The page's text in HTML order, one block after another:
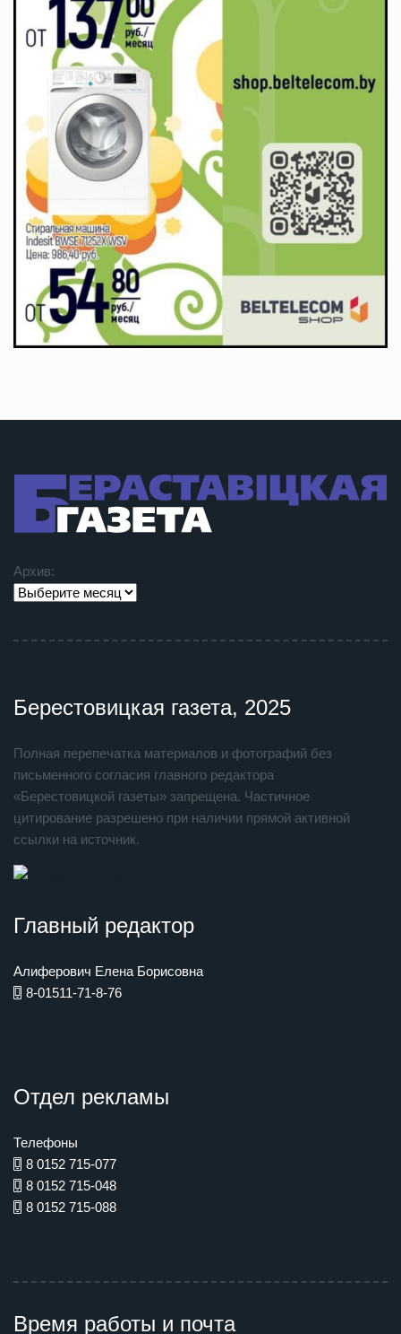
Архив:
Берестовицкая газета, 2025
Полная перепечатка материалов и фотографий без
письменного согласия главного редактора
«Берестовицкой газеты» запрещена. Частичное
цитирование разрешено при наличии прямой активной
ссылки на источник.
Главный редактор
Алиферович Елена Борисовна
8-01511-71-8-76
Отдел рекламы
Телефоны
8 0152 715-077
8 0152 715-048
8 0152 715-088
Время работы и почта